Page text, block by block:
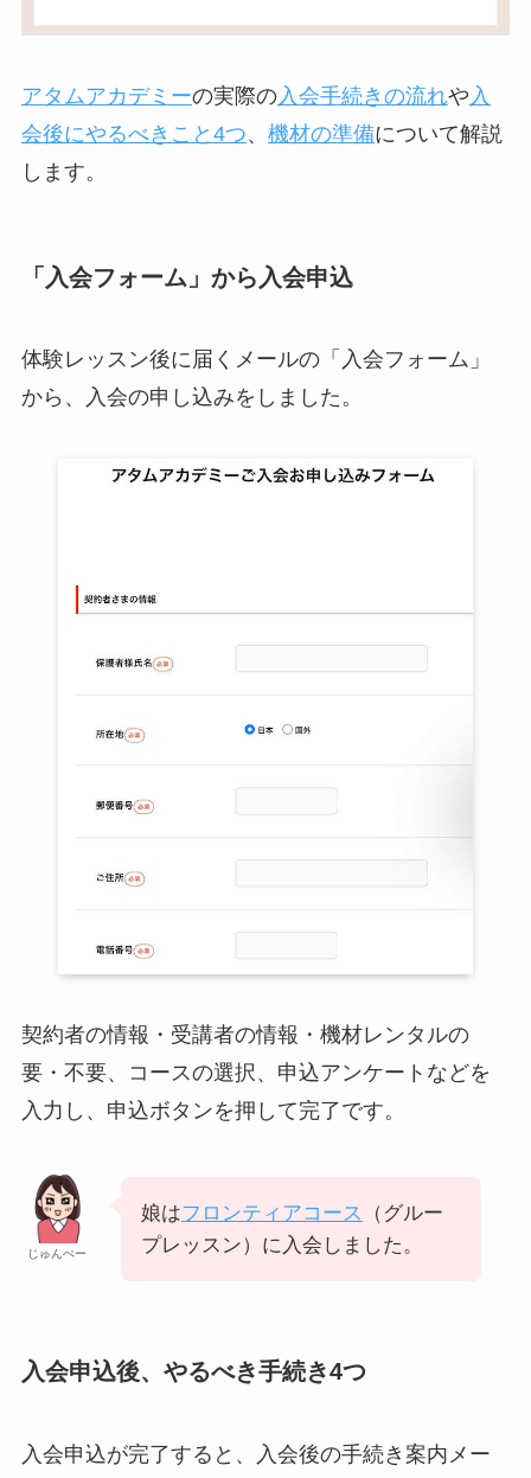
アタムアカデミーの実際の入会手続きの流れや入
会後にやるべきこと4つ、 機材の準備について解説
します。
「入会フォーム」から入会申込
体験レッスン後に届くメールの「入会フォーム」
から、入会の申し込みをしました。
契約者の情報・受講者の情報・機材レンタルの
要・不要、コースの選択、申込アンケートなどを
入力し、申込ボタンを押して完了です。
じゅんぺー
娘はフロンティアコース
（グルー
プレッスン）に入会しました。
入会申込後、やるべき手続き4つ
入会申込が完了すると、入会後の手続き案内メー